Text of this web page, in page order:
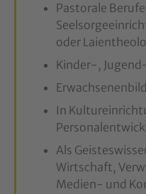
Pastorale
oder
Kinder-,
In
Als
Wirtschaft,
Medien- und